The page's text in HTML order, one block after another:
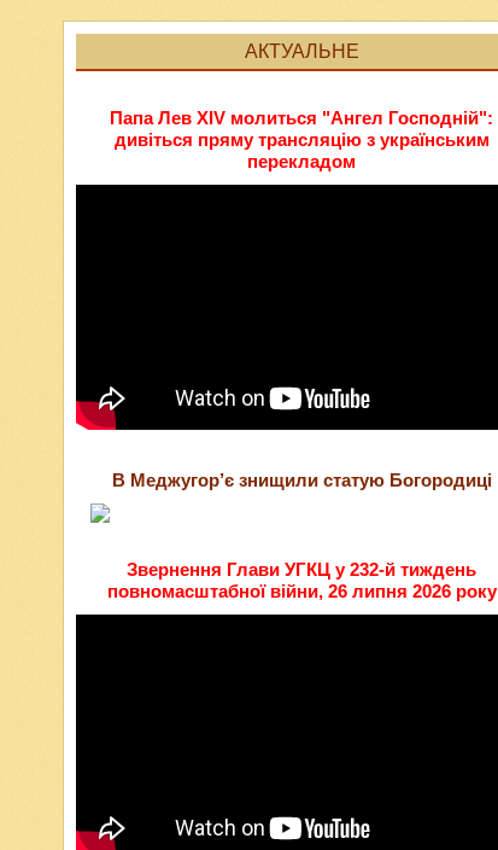
АКТУАЛЬНЕ
Папа Лев XIV молиться "Ангел Господній":
дивіться пряму трансляцію з українським
перекладом
В Меджугор’є знищили статую Богородиці
Звернення Глави УГКЦ у 232-й тиждень
повномасштабної війни, 26 липня 2026 року